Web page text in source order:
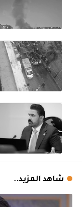
شاهد المزيد..